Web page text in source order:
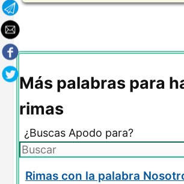
Más palabras para
rimas
¿Buscas Apodo para?
Rimas con la palabra